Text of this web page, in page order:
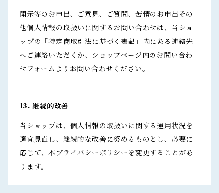
開示等のお申出、ご意見、ご質問、苦情のお申出その
他個人情報の取扱いに関するお問い合わせは、当ショ
ップの「特定商取引法に基づく表記」内にある連絡先
へご連絡いただくか、ショップページ内のお問い合わ
せフォームよりお問い合わせください。
13. 継続的改善
当ショップは、個人情報の取扱いに関する運用状況を
適宜見直し、継続的な改善に努めるものとし、必要に
応じて、本プライバシーポリシーを変更することがあ
ります。